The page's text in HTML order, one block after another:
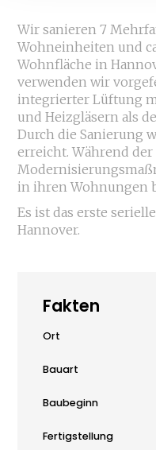
Wir sanieren 7
Wohneinheiten und
Wohnfläche in
verwenden wir
integrierter Lüftung
und Heizgläsern als
Durch die Sanierung
erreicht. Während der
in ihren Wohnungen
Es ist das erste
Hannover.
Fakten
Ort
Bauart
Baubeginn
Fertigstellung